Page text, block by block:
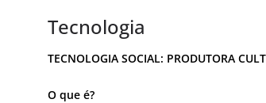
Tecnologia
TECNOLOGIA SOCIAL: PRODUTORA
O que é?